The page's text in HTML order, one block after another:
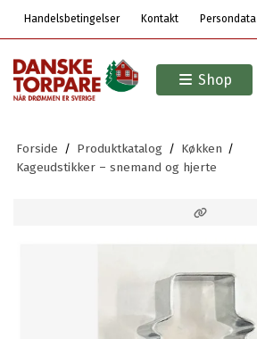
Handelsbetingelser Kontakt Persondata
Shop
Forside / Produktkatalog / Køkken /
Kageudstikker – snemand og hjerte